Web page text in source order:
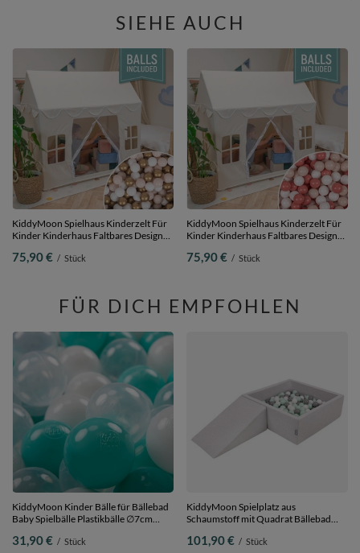
SIEHE AUCH
KiddyMoon Spielhaus Kinderzelt Für
Kinder Kinderhaus Faltbares Design
Kuschelecke Kinderzelt Perfekt Für
75,90 € / Stück
KiddyMoon Spielhaus Kinderzelt Für
Kinder Kinderhaus Faltbares Design
Kuschelecke Kinderzelt Perfekt Für
75,90 € / Stück
FÜR DICH EMPFOHLEN
KiddyMoon Kinder Bälle für Bällebad
Baby Spielbälle Plastikbälle ∅7cm
helltürkis/weiß/transparent, 200
31,90 € / Stück
KiddyMoon Spielplatz aus
Schaumstoff mit Quadrat Bällebad
hellgrau:weiß/grau/minze, Bällebad
101,90 € / Stück